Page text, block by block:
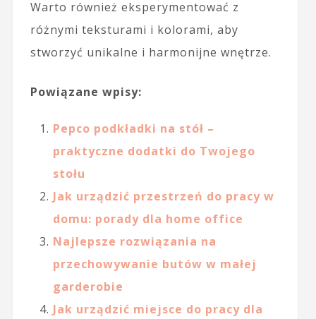
Warto również eksperymentować z
różnymi teksturami i kolorami, aby
stworzyć unikalne i harmonijne wnętrze.
Powiązane wpisy:
Pepco podkładki na stół –
praktyczne dodatki do Twojego
stołu
Jak urządzić przestrzeń do pracy w
domu: porady dla home office
Najlepsze rozwiązania na
przechowywanie butów w małej
garderobie
Jak urządzić miejsce do pracy dla